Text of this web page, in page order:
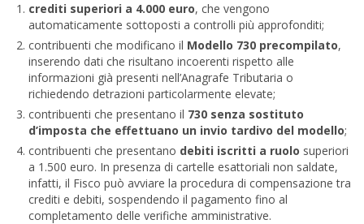
crediti superiori a 4.000 euro, che vengono
automaticamente sottoposti a controlli più approfonditi;
contribuenti che modificano il Modello 730 precompilato,
inserendo dati che risultano incoerenti rispetto alle
informazioni già presenti nell’Anagrafe Tributaria o
richiedendo detrazioni particolarmente elevate;
contribuenti che presentano il 730 senza sostituto
d’imposta che effettuano un invio tardivo del modello;
contribuenti che presentano debiti iscritti a ruolo superiori
a 1.500 euro. In presenza di cartelle esattoriali non saldate,
infatti, il Fisco può avviare la procedura di compensazione tra
crediti e debiti, sospendendo il pagamento fino al
completamento delle verifiche amministrative.